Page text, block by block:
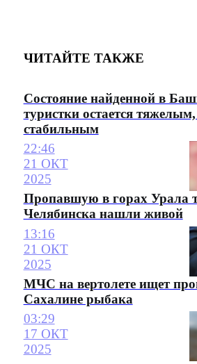
ЧИТАЙТЕ ТАКЖЕ
Состояние найденной в
туристки остается
стабильным
22:46
21 ОКТ
2025
Пропавшую в горах Урала
Челябинска нашли живой
13:16
21 ОКТ
2025
МЧС на вертолете ищет
Сахалине рыбака
03:29
17 ОКТ
2025